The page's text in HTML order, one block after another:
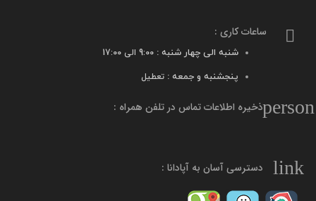
ساعات کاری :
شنبه الی چهار شنبه :9:00 الی 17:00
پنجشنبه و جمعه : تعطیل
personذخیره اطلاعات تماس در تلفن همراه :
link دسترسی آسان به آپادانا :